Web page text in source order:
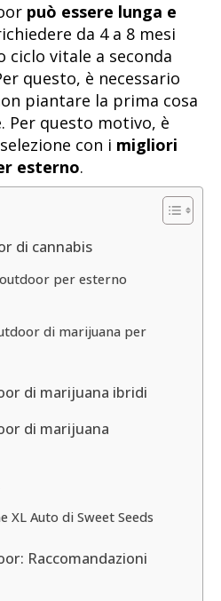
può essere lunga e
da 4 a 8 mesi
ciclo vitale a seconda
questo, è necessario
piantare la prima cosa
Per questo motivo, è
con i migliori
esterno.
di cannabis
per esterno
di marijuana per
di marijuana ibridi
di marijuana
XL Auto di Sweet Seeds
Raccomandazioni